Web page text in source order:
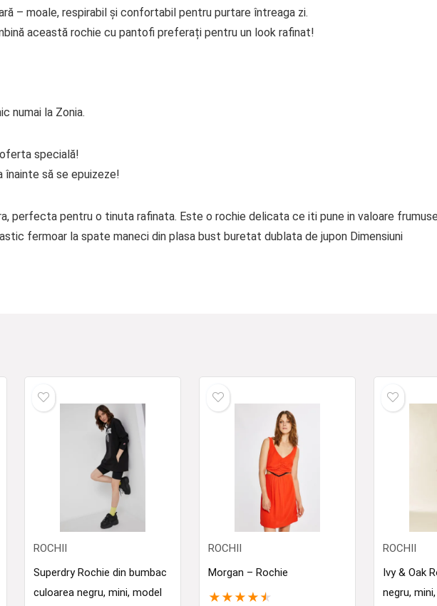
– moale, respirabil și confortabil pentru purtare întreaga zi.
această rochie cu pantofi preferați pentru un look rafinat!
numai la Zonia.
specială!
să se epuizeze!
perfecta pentru o tinuta rafinata. Este o rochie delicata ce iti pune in valoare
fermoar la spate maneci din plasa bust buretat dublata de jupon Dimensiuni
ROCHII
Superdry Rochie din bumbac
culoarea negru, mini, model
ROCHII
Morgan – Rochie
★ ★ ★ ★ ★
ROCHII
Ivy & Oak
negru,